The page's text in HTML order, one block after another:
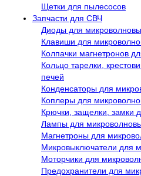
Щетки для пылесосов
Запчасти для СВЧ
Диоды для
Клавиши для
Колпачки магнетронов
Кольцо тарелки,
печей
Конденсаторы для
Коплеры для
Крючки, защелки, замки
Лампы для
Магнетроны для
Микровыключатели для
Моторчики для
Предохранители для